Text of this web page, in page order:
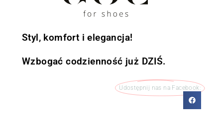
Styl, komfort i elegancja!
Wzbogać codzienność już DZIŚ.
Udostępnij nas na Facebook: